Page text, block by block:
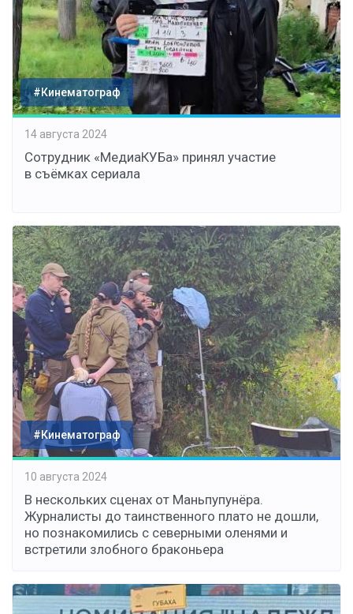
#Кинематограф
14 августа 2024
Сотрудник «МедиаКУБа» принял участие
в съёмках сериала
#Кинематограф
10 августа 2024
В нескольких сценах от Маньпупунёра.
Журналисты до таинственного плато не дошли,
но познакомились с северными оленями и
встретили злобного браконьера